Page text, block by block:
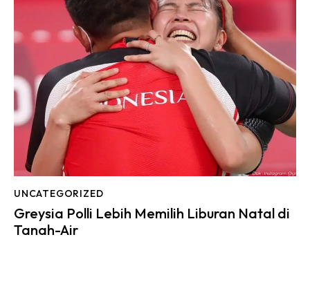
UNCATEGORIZED
Greysia Polli Lebih Memilih Liburan Natal di
Tanah-Air